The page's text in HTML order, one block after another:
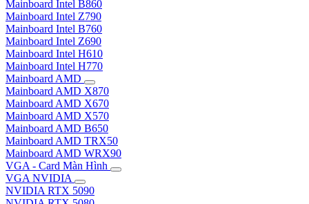
Mainboard Intel B860
Mainboard Intel Z790
Mainboard Intel B760
Mainboard Intel Z690
Mainboard Intel H610
Mainboard Intel H770
Mainboard AMD
Mainboard AMD X870
Mainboard AMD X670
Mainboard AMD X570
Mainboard AMD B650
Mainboard AMD TRX50
Mainboard AMD WRX90
VGA - Card Màn Hình
VGA NVIDIA
NVIDIA RTX 5090